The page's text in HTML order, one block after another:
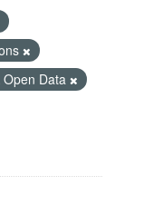
Open Data